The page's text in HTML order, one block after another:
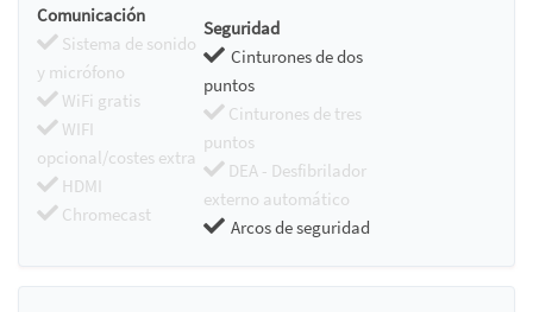
Comunicación
Sistema de sonido
y micrófono
WiFi gratis
WIFI
opcional/costes extra
HDMI
Chromecast
Seguridad
Cinturones de dos
puntos
Cinturones de tres
puntos
DEA - Desfibrilador
externo automático
Arcos de seguridad